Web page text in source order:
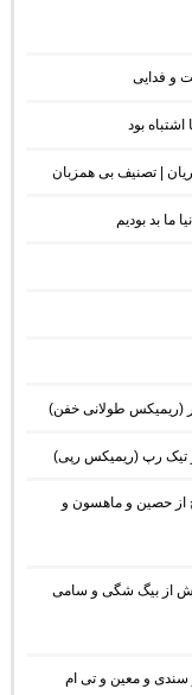
و فدایی
بود
| تصنیف بی همزبان
ما بد بودیم
تیک رپ (ریمیکس رپی)
از حصین و ماهسون و
از بیگ شگی و سامی
سندی و معین و تی ام